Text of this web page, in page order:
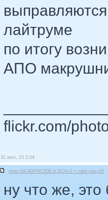
лайтруме
по итогу
АПО
flickr.com/
31 июл, 23 2:04
orwo NC400/NC500 in ECN-2 + valoi easy35
ну что же,